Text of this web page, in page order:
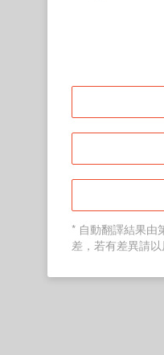
* 自動翻譯結果由
差，若有差異請以